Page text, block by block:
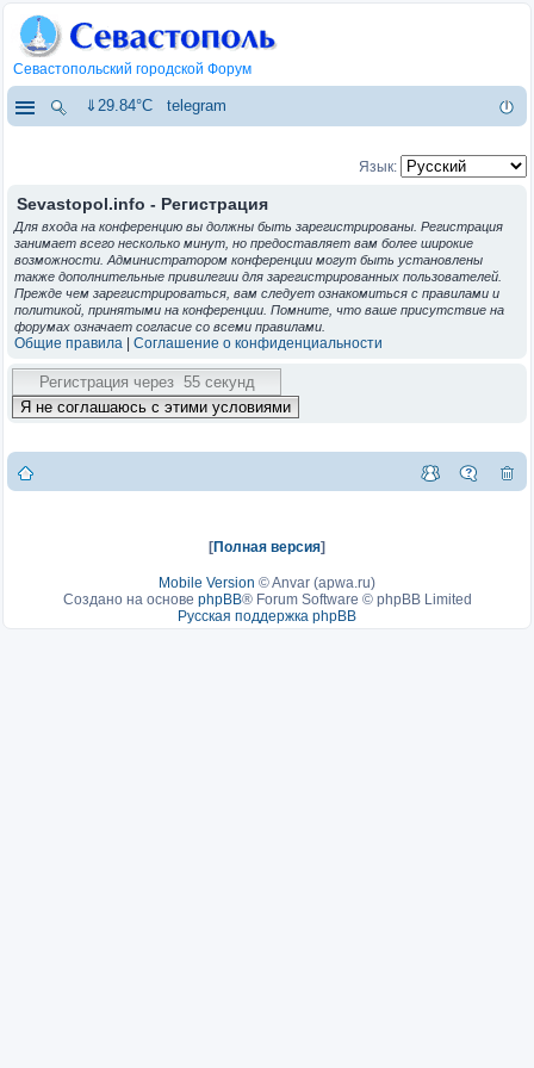
Севастопольский городской Форум
⇓29.84°C telegram
Язык:
Sevastopol.info - Регистрация
Для входа на конференцию вы должны быть зарегистрированы. Регистрация
занимает всего несколько минут, но предоставляет вам более широкие
возможности. Администратором конференции могут быть установлены
также дополнительные привилегии для зарегистрированных пользователей.
Прежде чем зарегистрироваться, вам следует ознакомиться с правилами и
политикой, принятыми на конференции. Помните, что ваше присутствие на
форумах означает согласие со всеми правилами.
Общие правила Соглашение о конфиденциальности
[Полная версия]
Mobile Version ©Anvar (apwa.ru)
Создано на основе phpBB® Forum Software © phpBB Limited
Русская поддержка phpBB